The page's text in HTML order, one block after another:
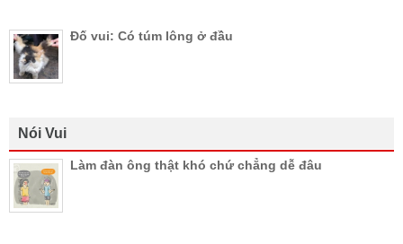
Đố vui: Có túm lông ở đầu
Nói Vui
Làm đàn ông thật khó chứ chẳng dễ đâu